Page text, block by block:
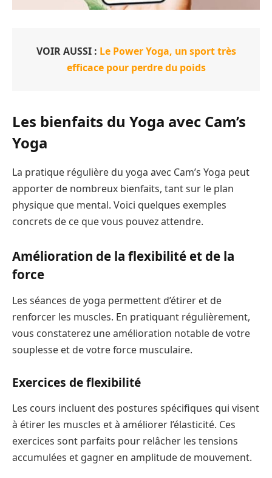
VOIR AUSSI : Le Power Yoga, un sport très
efficace pour perdre du poids
Les bienfaits du Yoga avec Cam’s
Yoga
La pratique régulière du yoga avec Cam’s Yoga peut
apporter de nombreux bienfaits, tant sur le plan
physique que mental. Voici quelques exemples
concrets de ce que vous pouvez attendre.
Amélioration de la flexibilité et de la
force
Les séances de yoga permettent d’étirer et de
renforcer les muscles. En pratiquant régulièrement,
vous constaterez une amélioration notable de votre
souplesse et de votre force musculaire.
Exercices de flexibilité
Les cours incluent des postures spécifiques qui visent
à étirer les muscles et à améliorer l’élasticité. Ces
exercices sont parfaits pour relâcher les tensions
accumulées et gagner en amplitude de mouvement.